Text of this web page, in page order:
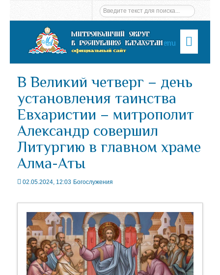
Menu
В Великий четверг – день
установления таинства
Евхаристии – митрополит
Александр совершил
Литургию в главном храме
Алма-Аты
02.05.2024, 12:03 Богослужения